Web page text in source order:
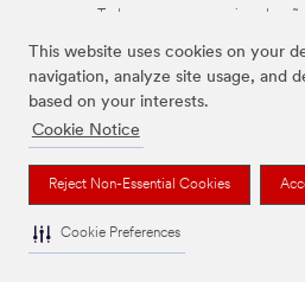
This website uses cookies on your
navigation, analyze site usage, and
based on your interests.
Cookie Notice
Reject Non-Essential Cookies
Cookie Preferences
Todas as marcas mencionadas